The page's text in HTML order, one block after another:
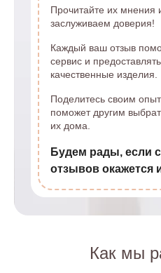
Прочитайте их мнения
заслуживаем доверия!
Каждый ваш отзыв
сервис и
качественные изделия.
Поделитесь своим
поможет другим
их дома.
Будем рады, если
отзывов окажется
Как мы